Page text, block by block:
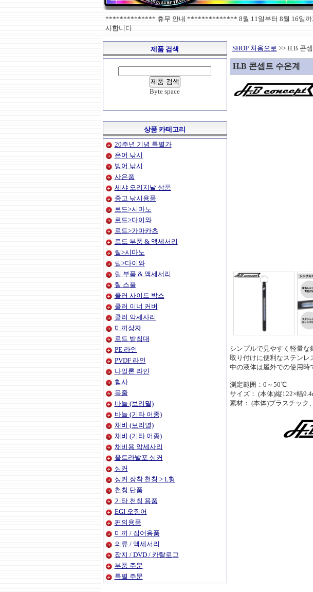
************** 휴무 안내 ************** 8월 11일부터 8월 16일까지
사합니다.
제품 검색
Byte space
상품 카테고리
20주년 기념 특별가
은어 낚시
빙어 낚시
사은품
세샤 오리지날 상품
중고 낚시용품
로드>시마노
로드>다이와
로드>가마카츠
로드 부품 & 액세서리
릴>시마노
릴>다이와
릴 부품 & 액세서리
릴 스풀
쿨러 사이드 박스
쿨러 이너 커버
쿨러 악세사리
미끼상자
로드 받침대
PE 라인
PVDF 라인
나일론 라인
힘사
목줄
바늘 (보리멸)
바늘 (기타 어종)
채비 (보리멸)
채비 (기타 어종)
채비용 악세사리
울트라발포 싱커
싱커
싱커 장착 천칭 > L형
천칭 단품
기타 천칭 용품
EGI 오징어
편의용품
미끼 / 집어용품
의류 / 액세서리
잡지 / DVD / 카탈로그
부품 주문
특별 주문
SHOP 처음으로 >> H.B 콘
H.B 콘셉트 수온계
シンプルで見やすく軽量な
取り付けに便利なステンレ
中の液体は屋外での使用時
測定範囲：0～50℃
サイズ： (本体)縦122×幅
素材： (本体)プラスチック